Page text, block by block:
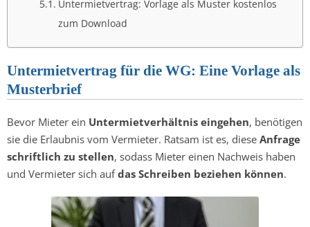
Untermietvertrag: Vorlage als Muster kostenlos
zum Download
Untermietvertrag für die WG: Eine Vorlage als
Musterbrief
Bevor Mieter ein Untermietverhältnis eingehen, benötigen
sie die Erlaubnis vom Vermieter. Ratsam ist es, diese Anfrage
schriftlich zu stellen, sodass Mieter einen Nachweis haben
und Vermieter sich aufdas Schreiben beziehen können.